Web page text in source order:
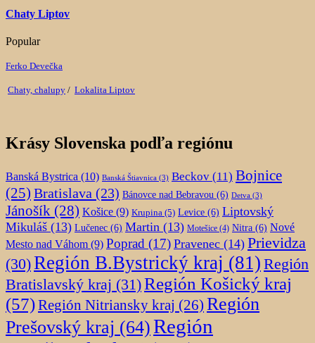
Chaty Liptov
Popular
Ferko Devečka
Chaty, chalupy / Lokalita Liptov
Krásy Slovenska podľa regiónu
Banská Bystrica (10) Banská Štiavnica (3) Beckov (11) Bojnice
(25) Bratislava (23) Bánovce nad Bebravou (6) Detva (3)
Jánošík (28) Košice (9) Krupina (5) Levice (6) Liptovský
Mikuláš (13) Lučenec (6) Martin (13) Motešice (4) Nitra (6) Nové
Mesto nad Váhom (9) Poprad (17) Pravenec (14) Prievidza
(30)Región B.Bystrický kraj (81) Región
Bratislavský kraj (31)Región Košický kraj
(57)Región Nitriansky kraj (26) Región
Prešovský kraj (64)Región